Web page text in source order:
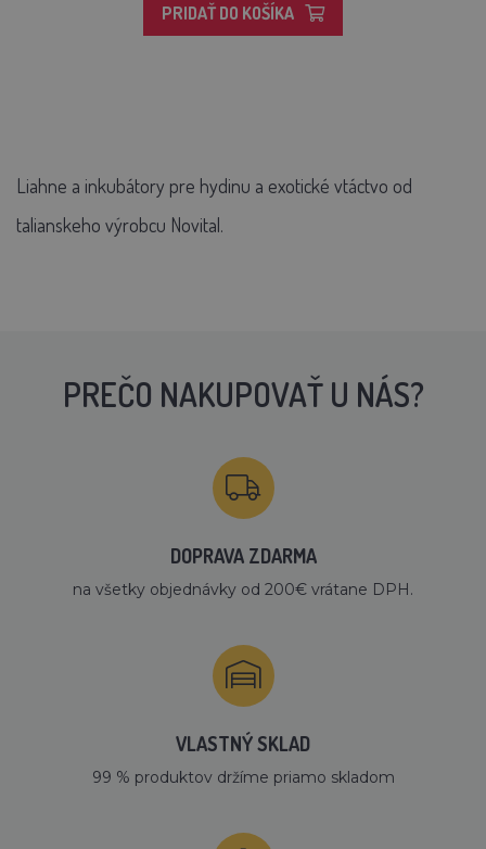
PRIDAŤ DO KOŠÍKA
Liahne a inkubátory pre hydinu a exotické vtáctvo od
talianskeho výrobcu Novital.
PREČO NAKUPOVAŤ U NÁS?
DOPRAVA ZDARMA
na všetky objednávky od 200€ vrátane DPH.
VLASTNÝ SKLAD
99 % produktov držíme priamo skladom